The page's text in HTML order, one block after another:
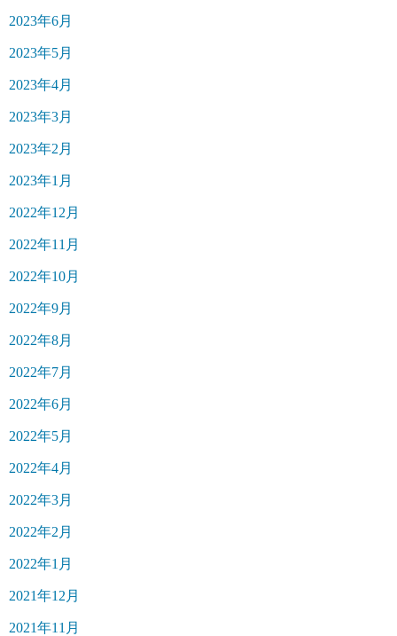
2023年6月
2023年5月
2023年4月
2023年3月
2023年2月
2023年1月
2022年12月
2022年11月
2022年10月
2022年9月
2022年8月
2022年7月
2022年6月
2022年5月
2022年4月
2022年3月
2022年2月
2022年1月
2021年12月
2021年11月